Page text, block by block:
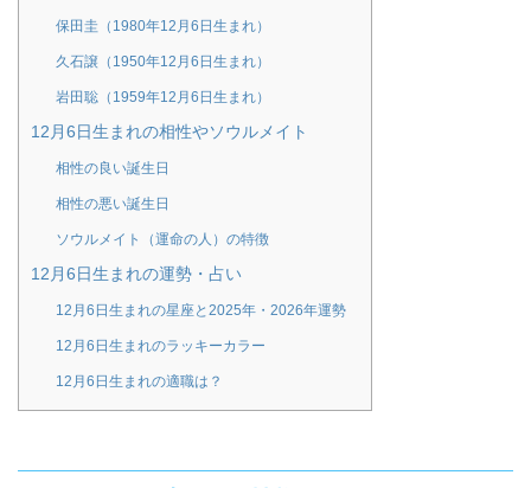
保田圭（1980年12月6日生まれ）
久石譲（1950年12月6日生まれ）
岩田聡（1959年12月6日生まれ）
12月6日生まれの相性やソウルメイト
相性の良い誕生日
相性の悪い誕生日
ソウルメイト（運命の人）の特徴
12月6日生まれの運勢・占い
12月6日生まれの星座と2025年・2026年運勢
12月6日生まれのラッキーカラー
12月6日生まれの適職は？